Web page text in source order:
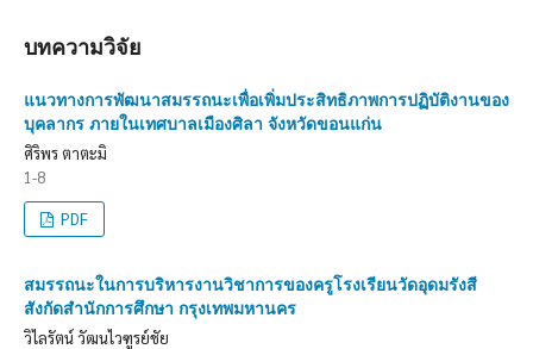
บทความวิจัย
แนวทางการพัฒนาสมรรถนะเพื่อเพิ่มประสิทธิภาพการปฏิบัติงานของ
บุคลากร ภายในเทศบาลเมืองศิลา จังหวัดขอนแก่น
ศิริพร ตาตะมิ
1-8
PDF
สมรรถนะในการบริหารงานวิชาการของครูโรงเรียนวัดอุดมรังสี
สังกัดสำนักการศึกษา กรุงเทพมหานคร
วิไลรัตน์ วัฒนไวฑูรย์ชัย